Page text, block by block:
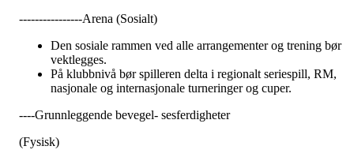
----------------Arena (Sosialt)
Den sosiale rammen ved alle arrangementer og trening bør
vektlegges.
På klubbnivå bør spilleren delta i regionalt seriespill, RM,
nasjonale og internasjonale turneringer og cuper.
----Grunnleggende bevegel- sesferdigheter
(Fysisk)